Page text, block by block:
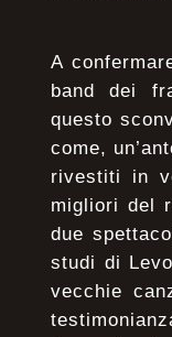
A
band dei
questo
come,
rivestiti in
migliori del
due
studi di
vecchie